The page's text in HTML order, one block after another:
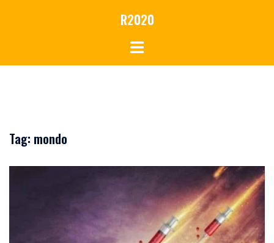
R2020
Tag: mondo